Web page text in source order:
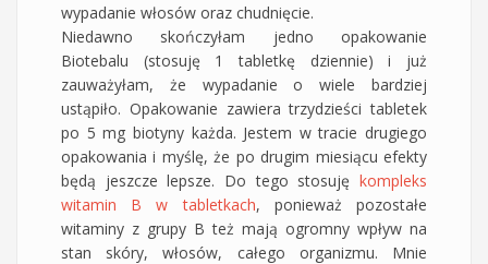
wypadanie włosów oraz chudnięcie.
Niedawno skończyłam jedno opakowanie
Biotebalu (stosuję 1 tabletkę dziennie) i już
zauważyłam, że wypadanie o wiele bardziej
ustąpiło. Opakowanie zawiera trzydzieści tabletek
po 5 mg biotyny każda. Jestem w tracie drugiego
opakowania i myślę, że po drugim miesiącu efekty
będą jeszcze lepsze. Do tego stosuję kompleks
witamin B w tabletkach, ponieważ pozostałe
witaminy z grupy B też mają ogromny wpływ na
stan skóry, włosów, całego organizmu. Mnie